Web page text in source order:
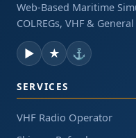
Web-Based Maritime
COLREGs, VHF &
▶ ★ ⚓
SERVICES
VHF Radio Operator